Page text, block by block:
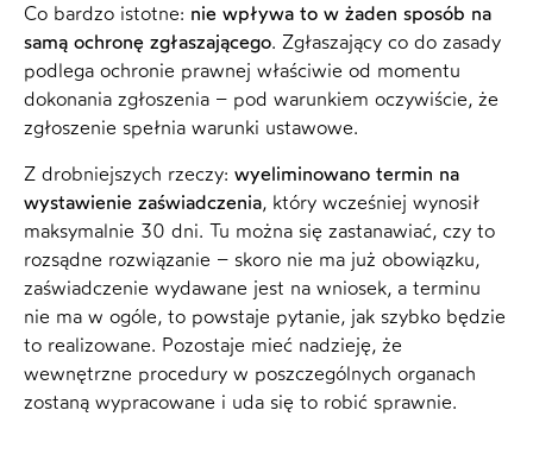
Co bardzo istotne: nie wpływa to w żaden sposób na
samą ochronę zgłaszającego. Zgłaszający co do zasady
podlega ochronie prawnej właściwie od momentu
dokonania zgłoszenia – pod warunkiem oczywiście, że
zgłoszenie spełnia warunki ustawowe.
Z drobniejszych rzeczy: wyeliminowano termin na
wystawienie zaświadczenia, który wcześniej wynosił
maksymalnie 30 dni. Tu można się zastanawiać, czy to
rozsądne rozwiązanie – skoro nie ma już obowiązku,
zaświadczenie wydawane jest na wniosek, a terminu
nie ma w ogóle, to powstaje pytanie, jak szybko będzie
to realizowane. Pozostaje mieć nadzieję, że
wewnętrzne procedury w poszczególnych organach
zostaną wypracowane i uda się to robić sprawnie.